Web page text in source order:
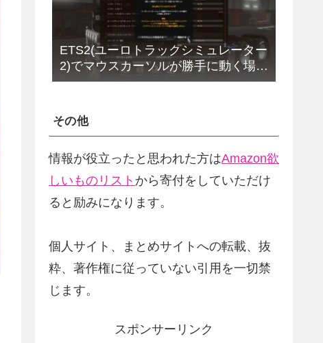
ETS2(ユーロトラックシミュレーター
2)でマウスカーソルが勝手に動く場合
の解決法(改定版)
その他
情報が役立ったと思われた方はAmazon欲
しいものリスト から寄付をしていただけ
ると励みになります。
個人サイト、まとめサイトへの転載、抜
粋、著作権に従っていない引用を一切禁
じます。
スポンサーリンク